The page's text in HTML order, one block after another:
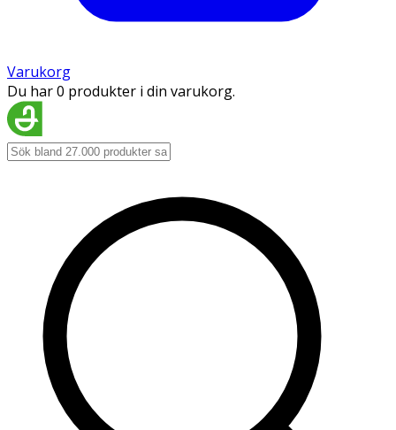
Varukorg
Du har 0 produkter i din varukorg.